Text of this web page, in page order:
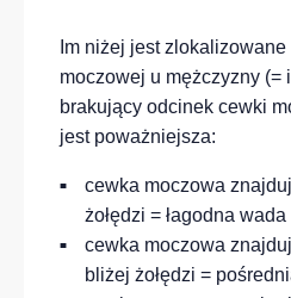
Im niżej jest
moczowej u mężczyzny (=
brakujący odcinek cewki
jest poważniejsza:
cewka moczowa
żołędzi = łagodna wada
cewka moczowa
bliżej żołędzi =